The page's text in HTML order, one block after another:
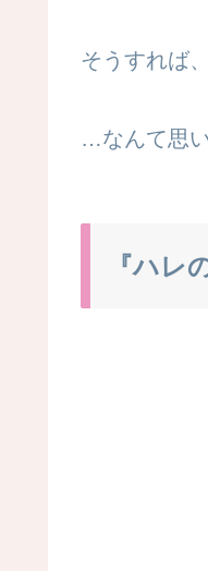
そうすれば
…なんて思
『ハレ